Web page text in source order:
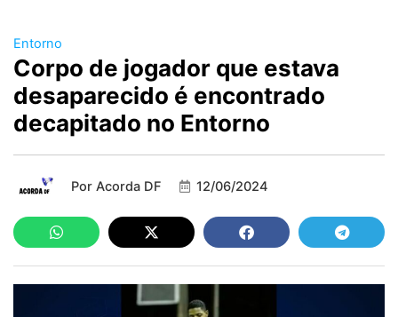
Entorno
Corpo de jogador que estava
desaparecido é encontrado
decapitado no Entorno
Por Acorda DF 12/06/2024